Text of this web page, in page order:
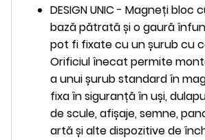
DESIGN UNIC - Magneți bloc
bază pătrată și o gaură
pot fi fixate cu un șurub cu
Orificiul înecat permite
a unui șurub standard în
fixa în siguranță în uși,
de scule, afișaje, semne,
artă și alte dispozitive de